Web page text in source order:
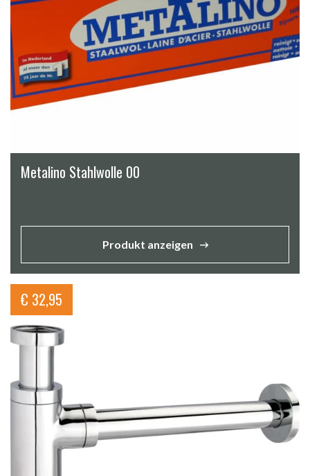
Metalino Stahlwolle 00
Produkt anzeigen
€ 32,95